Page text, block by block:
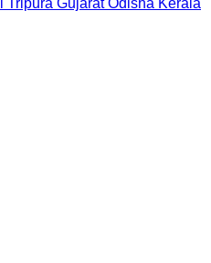
Tripura Gujarat Odisha Kerala